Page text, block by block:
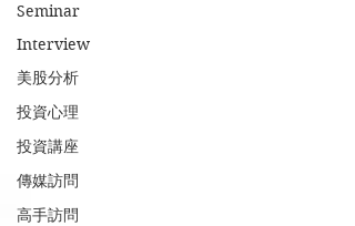
Seminar
Interview
美股分析
投資心理
投資講座
傳媒訪問
高手訪問